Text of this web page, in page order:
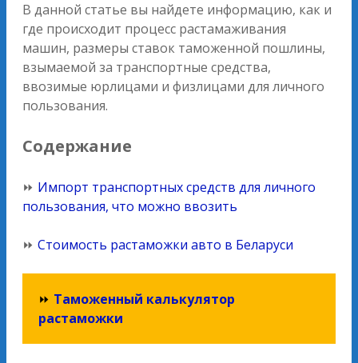
В данной статье вы найдете информацию, как и
где происходит процесс растамаживания
машин, размеры ставок таможенной пошлины,
взымаемой за транспортные средства,
ввозимые юрлицами и физлицами для личного
пользования.
Содержание
⏩ Импорт транспортных средств для личного
пользования, что можно ввозить
⏩ Стоимость растаможки авто в Беларуси
⏩ Таможенный калькулятор
растаможки